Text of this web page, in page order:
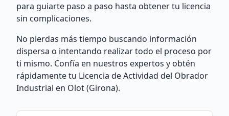
para guiarte paso a paso hasta obtener tu licencia
sin complicaciones.
No pierdas más tiempo buscando información
dispersa o intentando realizar todo el proceso por
ti mismo. Confía en nuestros expertos y obtén
rápidamente tu Licencia de Actividad del Obrador
Industrial en Olot (Girona).